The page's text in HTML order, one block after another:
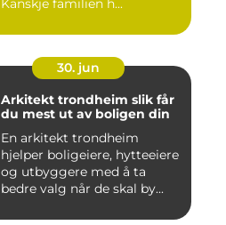
Kanskje familien h...
30. jun
Arkitekt trondheim slik får
du mest ut av boligen din
En arkitekt trondheim
hjelper boligeiere, hytteeiere
og utbyggere med å ta
bedre valg når de skal by...